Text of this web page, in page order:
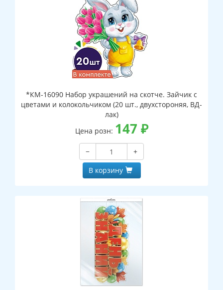
*КМ-16090 Набор украшений на скотче. Зайчик с
цветами и колокольчиком (20 шт., двухстороняя, ВД-
лак)
Цена розн: 147 ₽
−
+
В корзину